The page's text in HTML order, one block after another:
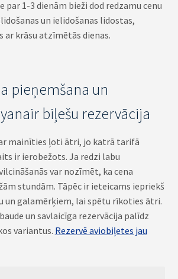
par 1-3 dienām bieži dod redzamu cenu
un ielidošanas lidostas,
ar krāsu atzīmētās dienas.
pieņemšana un
biļešu rezervācija
mainīties ļoti ātri, jo katrā tarifā
ir ierobežots. Ja redzi labu
var nozīmēt, ka cena
stundām. Tāpēc ir ieteicams iepriekš
un galamērķiem, lai spētu rīkoties ātri.
un savlaicīga rezervācija palīdz
variantus. Rezervē aviobiļetes jau